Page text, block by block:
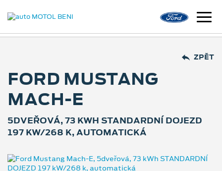
ZPĚT
FORD MUSTANG
MACH-E
5DVEŘOVÁ, 73 KWH STANDARDNÍ DOJEZD
197 KW/268 K, AUTOMATICKÁ